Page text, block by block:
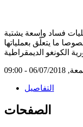
فساد واسعة يشتبة
ما يتعلّق بعملياتها
07/2018 - 09:00
التفاصيل
الصفحات